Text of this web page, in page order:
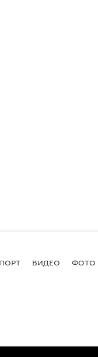
ВИДЕО ФОТО